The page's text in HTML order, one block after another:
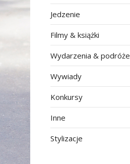
Jedzenie
Filmy & książki
Wydarzenia & podróże
Wywiady
Konkursy
Inne
Stylizacje